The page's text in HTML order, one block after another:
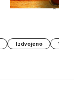
Izdvojeno